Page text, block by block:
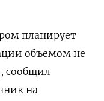
планирует
объемом не
сообщил
на